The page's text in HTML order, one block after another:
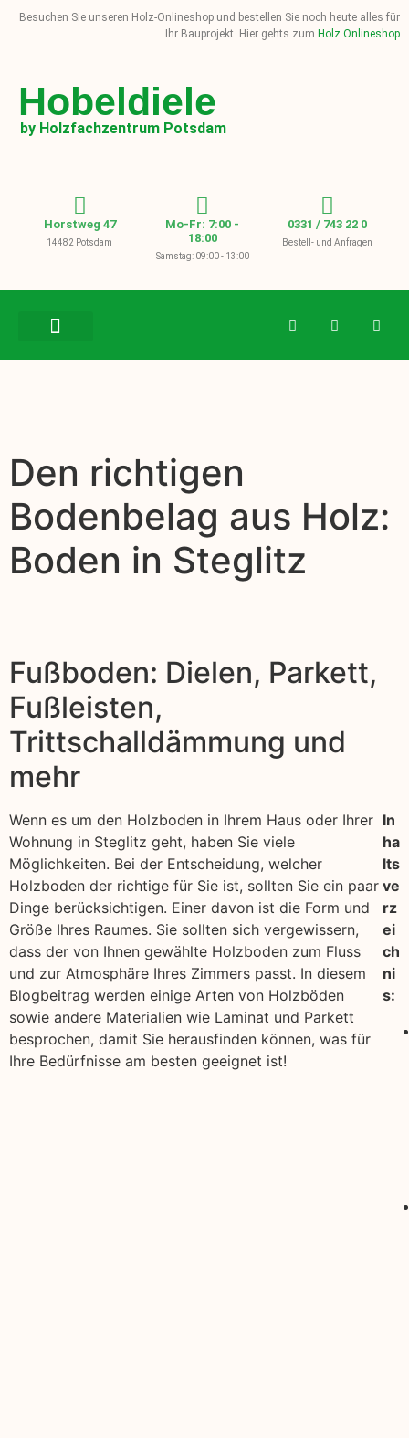
Besuchen Sie unseren Holz-Onlineshop und bestellen Sie noch heute alles für
Ihr Bauprojekt. Hier gehts zum Holz Onlineshop
Hobeldiele
by Holzfachzentrum Potsdam
Horstweg 47
14482 Potsdam
Mo-Fr: 7:00 -
18:00
Samstag: 09:00 - 13:00
0331 / 743 22 0
Bestell- und Anfragen
Den richtigen
Bodenbelag aus Holz:
Boden in Steglitz
Fußboden: Dielen, Parkett,
Fußleisten,
Trittschalldämmung und
mehr
Wenn es um den Holzboden in Ihrem Haus oder Ihrer
Wohnung in Steglitz geht, haben Sie viele
Möglichkeiten. Bei der Entscheidung, welcher
Holzboden der richtige für Sie ist, sollten Sie ein paar
Dinge berücksichtigen. Einer davon ist die Form und
Größe Ihres Raumes. Sie sollten sich vergewissern,
dass der von Ihnen gewählte Holzboden zum Fluss
und zur Atmosphäre Ihres Zimmers passt. In diesem
Blogbeitrag werden einige Arten von Holzböden
sowie andere Materialien wie Laminat und Parkett
besprochen, damit Sie herausfinden können, was für
Ihre Bedürfnisse am besten geeignet ist!
In
ha
lts
ve
rz
ei
ch
ni
s: